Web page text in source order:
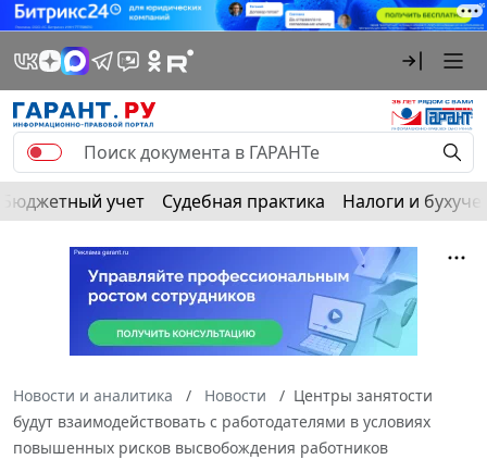
Бюджетный учет Судебная практика Налоги и
Новости и аналитика Новости
Центры занятости
будут взаимодействовать с работодателями в условиях
повышенных рисков высвобождения работников